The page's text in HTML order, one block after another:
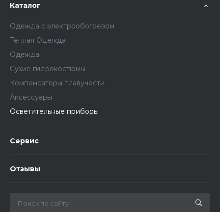
Каталог
Одежда с электрообогревом
Теплая Одежда
Одежда
Сухие гидрокостюмы
Компенсаторы плавучести
Аксессуары
Осветительные приборы
Сервис
Отзывы